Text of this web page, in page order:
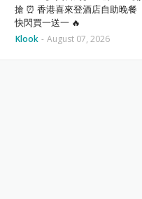
搶 ⏰ 香港喜來登酒店自助晚餐
快閃買一送一 🔥
Klook - August 07, 2026